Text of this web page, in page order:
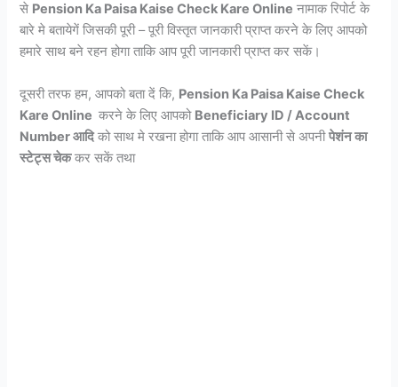
से Pension Ka Paisa Kaise Check Kare Online नामाक रिपोर्ट के
बारे मे बतायेगें जिसकी पूरी – पूरी विस्तृत जानकारी प्राप्त करने के लिए आपको
हमारे साथ बने रहन होगा ताकि आप पूरी जानकारी प्राप्त कर सकें।
दूसरी तरफ हम, आपको बता दें कि, Pension Ka Paisa Kaise Check
Kare Online करने के लिए आपको Beneficiary ID / Account
Number आदिको साथ मे रखना होगा ताकि आप आसानी से अपनीपेशंन का
स्टेट्स चेककर सकें तथा